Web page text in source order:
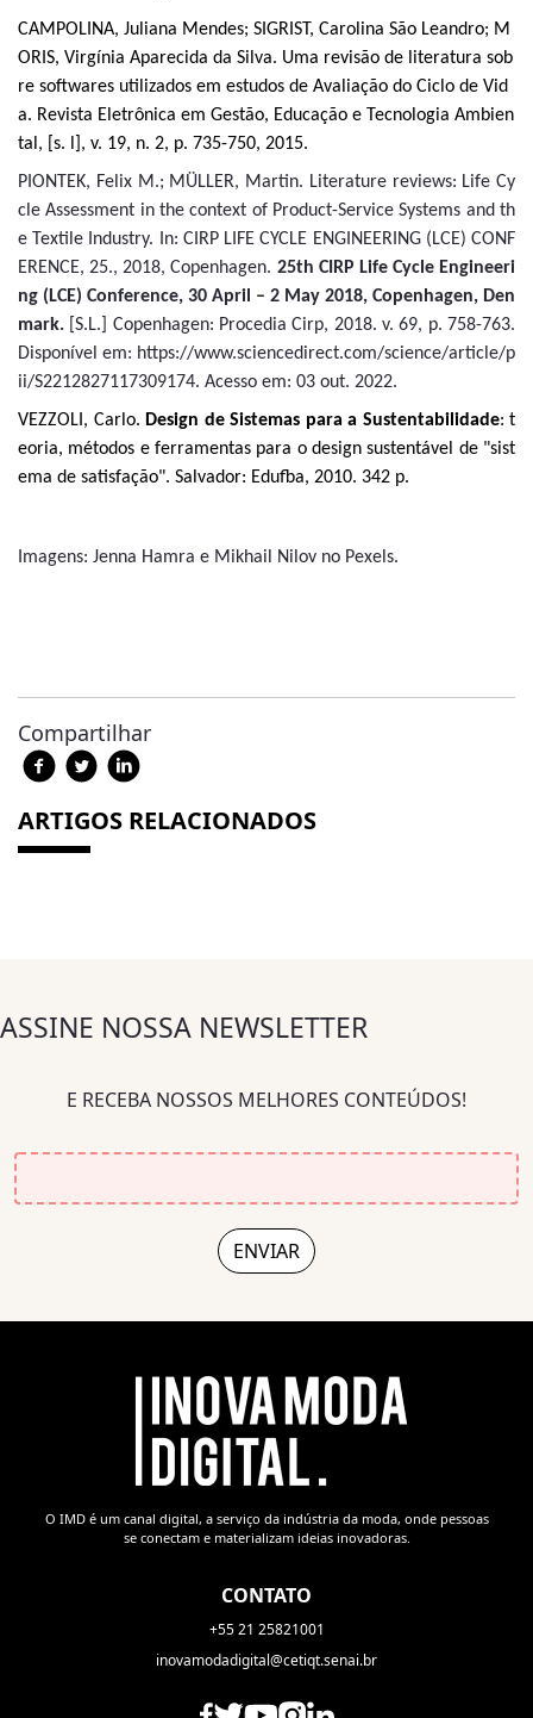
CAMPOLINA, Juliana Mendes; SIGRIST, Carolina São Leandro; M
ORIS, Virgínia Aparecida da Silva. Uma revisão de literatura sob
re softwares utilizados em estudos de Avaliação do Ciclo de Vid
a. Revista Eletrônica em Gestão, Educação e Tecnologia Ambien
tal, [s. l], v. 19, n. 2, p. 735-750, 2015.
PIONTEK, Felix M.; MÜLLER, Martin. Literature reviews: Life Cy
cle Assessment in the context of Product-Service Systems and th
e Textile Industry. In: CIRP LIFE CYCLE ENGINEERING (LCE) CONF
ERENCE, 25., 2018, Copenhagen. 25th CIRP Life Cycle Engineeri
ng (LCE) Conference, 30 April – 2 May 2018, Copenhagen, Den
mark. [S.L.] Copenhagen: Procedia Cirp, 2018. v. 69, p. 758-763.
Disponível em: https://www.sciencedirect.com/science/article/p
ii/S2212827117309174. Acesso em: 03 out. 2022.
VEZZOLI, Carlo. Design de Sistemas para a Sustentabilidade: t
eoria, métodos e ferramentas para o design sustentável de "sist
ema de satisfação". Salvador: Edufba, 2010. 342 p.
Imagens: Jenna Hamra e Mikhail Nilov no Pexels.
Compartilhar
ARTIGOS RELACIONADOS
ASSINE NOSSA NEWSLETTER
E RECEBA NOSSOS MELHORES CONTEÚDOS!
O IMD é um canal digital, a serviço da indústria da moda, onde pessoas
se conectam e materializam ideias inovadoras.
CONTATO
+55 21 25821001
inovamodadigital@cetiqt.senai.br